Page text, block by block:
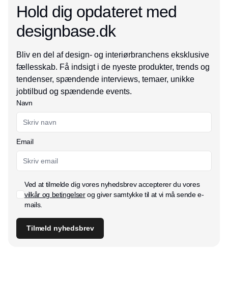
Hold dig opdateret med
designbase.dk
Bliv en del af design- og interiørbranchens eksklusive
fællesskab. Få indsigt i de nyeste produkter, trends og
tendenser, spændende interviews, temaer, unikke
jobtilbud og spændende events.
Navn
Email
Ved at tilmelde dig vores nyhedsbrev accepterer du vores
vilkår og betingelserog giver samtykke til at vi må sende e-
mails.
Tilmeld nyhedsbrev